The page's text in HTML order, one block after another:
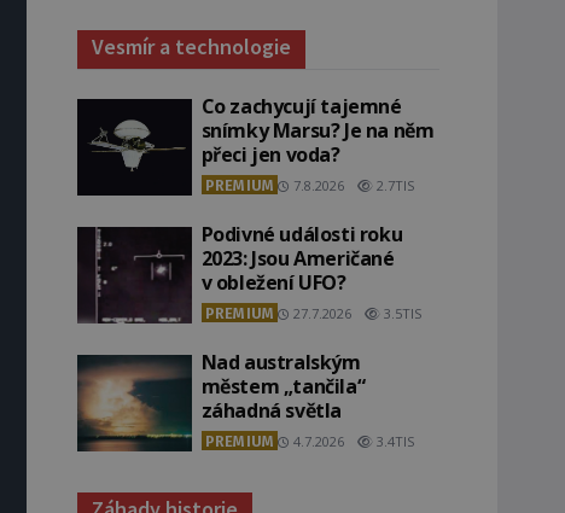
Vesmír a technologie
Co zachycují tajemné
snímky Marsu? Je na něm
přeci jen voda?
PREMIUM 7.8.2026 2.7TIS
Podivné události roku
2023: Jsou Američané
v obležení UFO?
PREMIUM 27.7.2026 3.5TIS
Nad australským
městem „tančila“
záhadná světla
PREMIUM 4.7.2026 3.4TIS